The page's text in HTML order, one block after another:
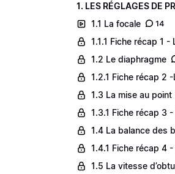
1. LES RÉGLAGES DE
1.1 La focale
14
1.1.1 Fiche récap 1 -
1.2 Le diaphragme
1.2.1 Fiche récap 2
1.3 La mise au point
1.3.1 Fiche récap 3
1.4 La balance des
1.4.1 Fiche récap 4
1.5 La vitesse